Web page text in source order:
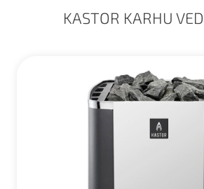
KASTOR KARHU